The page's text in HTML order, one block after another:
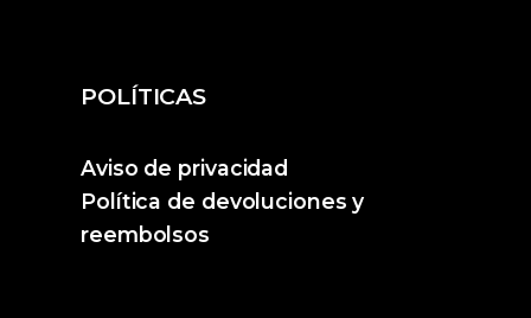
POLÍTICAS
Aviso de privacidad
Política de devoluciones y
reembolsos